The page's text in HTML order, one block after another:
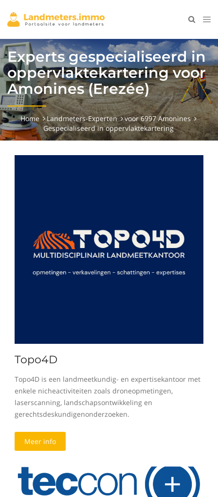
Experts gespecialiseerd in
oppervlaktekartering voor
Amonines (Erezée)
Home Landmeters-Experten
voor 6997 Amonines
Gespecialiseerd in oppervlaktekartering
Topo4D
Topo4D is een landmeetkundig- en expertisekantoor met
enkele nicheactiviteiten zoals droneopmetingen,
laserscanning, landschapsontwikkeling en
gerechtsdeskundigenonderzoeken.
Meer info